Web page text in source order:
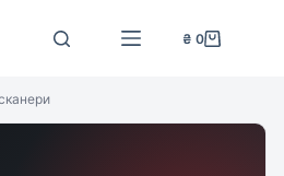
Кошик
₴ 0